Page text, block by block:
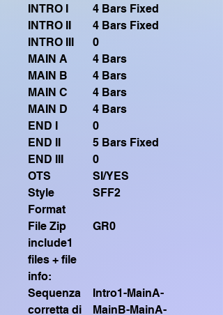
INTRO I
4 Bars Fixed
INTRO II
4 Bars Fixed
INTRO III
0
MAIN A
4 Bars
MAIN B
4 Bars
MAIN C
4 Bars
MAIN D
4 Bars
END I
0
END II
5 Bars Fixed
END III
0
OTS
SI/YES
Style
Format
SFF2
File Zip
include1
files + file
info:
GR0
Sequenza
corretta di
Intro1-MainA-
MainB-MainA-